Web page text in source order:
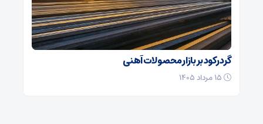
گرد رکود بر بازار محصولات آهنی